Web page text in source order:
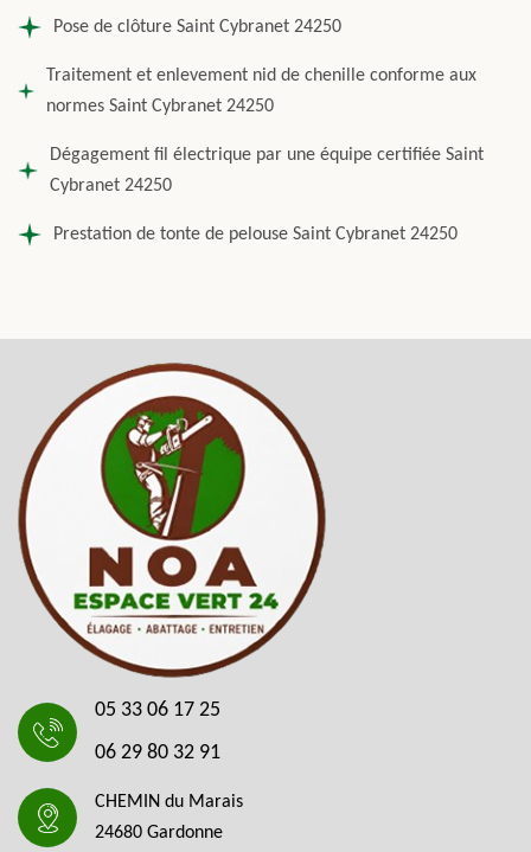
Pose de clôture Saint Cybranet 24250
Traitement et enlevement nid de chenille conforme aux
normes Saint Cybranet 24250
Dégagement fil électrique par une équipe certifiée Saint
Cybranet 24250
Prestation de tonte de pelouse Saint Cybranet 24250
05 33 06 17 25
06 29 80 32 91
CHEMIN du Marais
24680 Gardonne